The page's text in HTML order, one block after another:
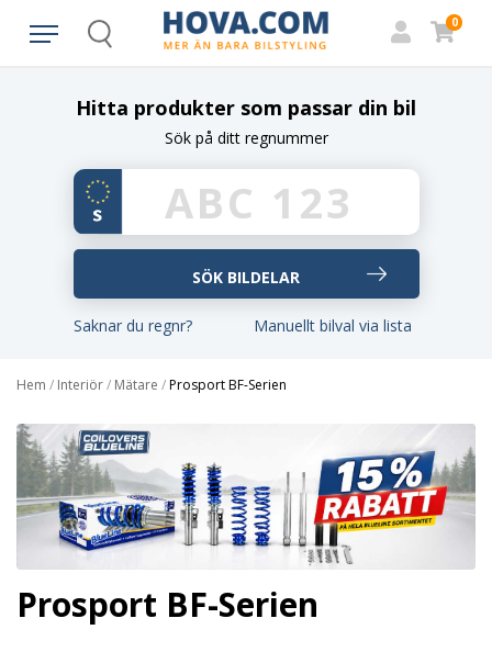
Search
0
Hitta produkter som passar din bil
Sök på ditt regnummer
Saknar du regnr? Manuellt bilval via lista
Hem / Interiör/ Mätare /Prosport BF-Serien
Prosport BF-Serien